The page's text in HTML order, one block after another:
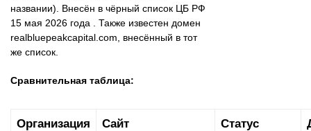
названии). Внесён в чёрный список ЦБ РФ
15 мая 2026 года . Также известен домен
realbluepeakcapital.com, внесённый в тот
же список.
Сравнительная таблица:
Организация Сайт Статус